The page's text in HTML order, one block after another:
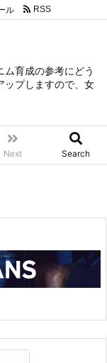
育成の参考にどう
ップしますので、女
Next Search
ル
RSS